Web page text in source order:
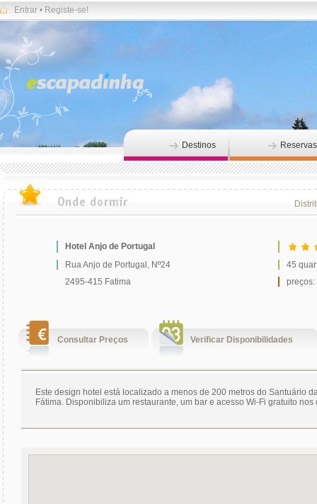
Entrar • Registe-se!
Destinos Reservas
Hotel Anjo de Portugal
Rua Anjo de Portugal, Nº24
45
2495-415 Fatima
preços:
Consultar Preços Verificar Disponibilidades
Este design hotel está localizado a menos de 200 metros do Santuário
Fátima. Disponibiliza um restaurante, um bar e acesso Wi-Fi gratuito nos